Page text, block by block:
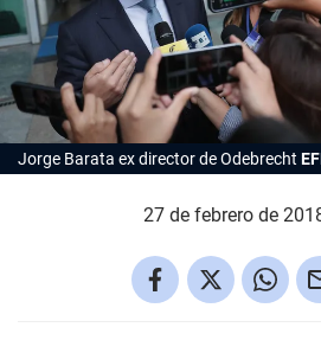
Jorge Barata ex director de Odebrecht
27 de febrero de